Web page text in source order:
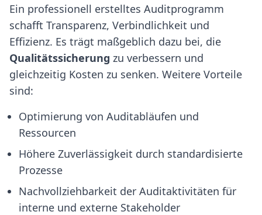
Ein professionell erstelltes Auditprogramm
schafft Transparenz, Verbindlichkeit und
Effizienz. Es trägt maßgeblich dazu bei, die
Qualitätssicherung zu verbessern und
gleichzeitig Kosten zu senken. Weitere Vorteile
sind:
Optimierung von Auditabläufen und
Ressourcen
Höhere Zuverlässigkeit durch standardisierte
Prozesse
Nachvollziehbarkeit der Auditaktivitäten für
interne und externe Stakeholder